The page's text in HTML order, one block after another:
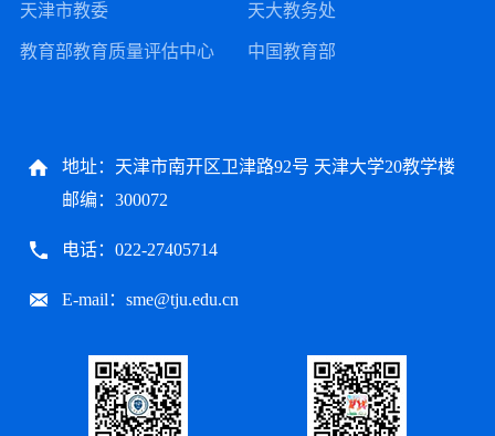
天津市教委 天大教务处
教育部教育质量评估中心 中国教育部
地址：天津市南开区卫津路92号 天津大学20教学楼
邮编：300072
电话：022-27405714
E-mail：sme@tju.edu.cn